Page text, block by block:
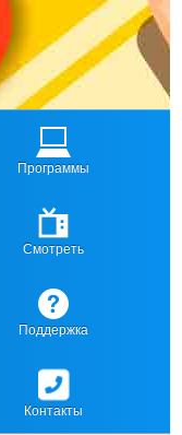
Программы
Смотреть
Поддержка
Контакты